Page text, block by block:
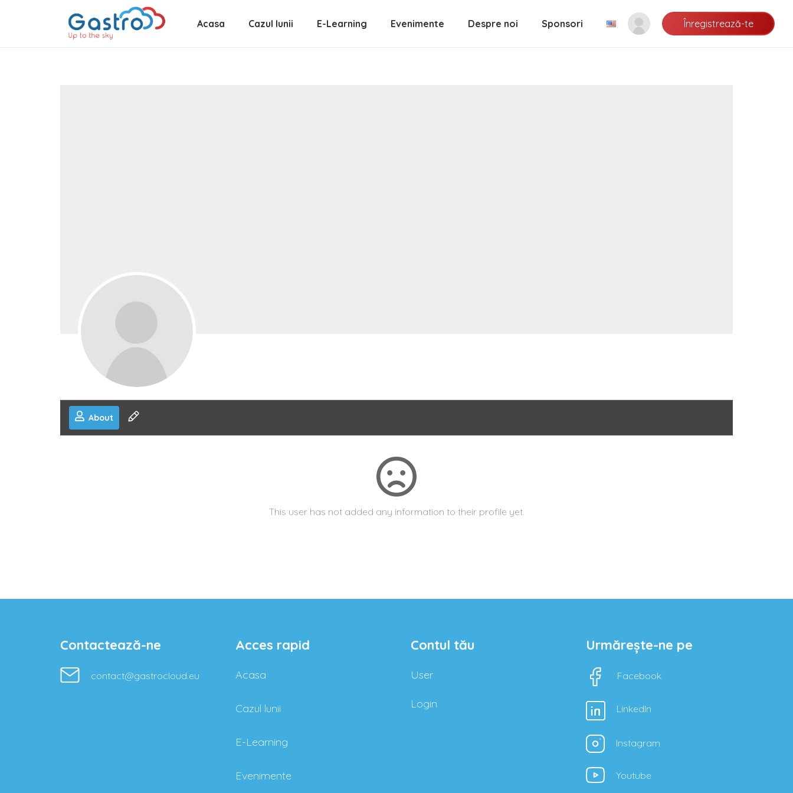
Acasa Cazul lunii E-Learning Evenimente Despre noi Sponsori Înregistrează-te
About
This user has not added any information to their profile yet.
Contactează-ne
contact@gastrocloud.eu
Acces rapid
Acasa
Cazul lunii
E-Learning
Evenimente
Contul tău
User
Login
Urmărește-ne pe
Facebook
LinkedIn
Instagram
Youtube